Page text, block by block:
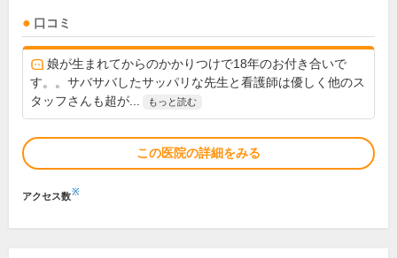
口コミ
娘が生まれてからのかかりつけで18年のお付き合いで
す。。サバサバしたサッパリな先生と看護師は優しく他のス
タッフさんも超が...
もっと読む
この医院の詳細をみる
アクセス数※